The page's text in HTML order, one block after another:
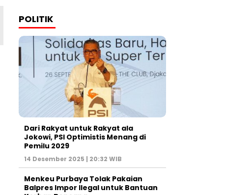
POLITIK
Dari Rakyat untuk Rakyat ala
Jokowi, PSI Optimistis Menang di
Pemilu 2029
14 Desember 2025 | 20:32 WIB
Menkeu Purbaya Tolak Pakaian
Balpres Impor Ilegal untuk Bantuan